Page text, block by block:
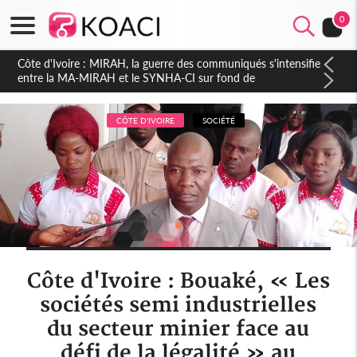
0
Côte d'Ivoire : Indépendance 2026, Thiam plaide pour un
environnement démocratique plus apaisé
CÔTE D'IVOIRE SOCIÉTÉ
Côte d'Ivoire : Bouaké, « Les
sociétés semi industrielles
du secteur minier face au